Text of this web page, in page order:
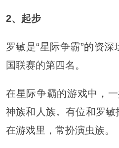
2、 起步
罗敏是“星际争霸”的资
国联赛的第四名。
在星际争霸的游戏中，
神族和人族。有位和罗
在游戏里，常扮演虫族。